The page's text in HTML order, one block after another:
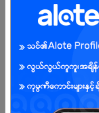
အရောင်းမြှင့်တင်ရေး၀န်ထမ်း
ရန်ကုန်တိုင်း
16 ဦး